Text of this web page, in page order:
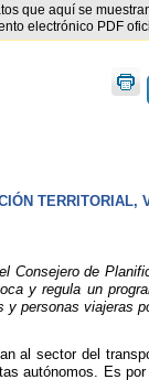
que aquí se
electrónico PDF
TERRITORIAL,
Consejero de
y regula un
personas viajeras
al sector del
autónomos. Es